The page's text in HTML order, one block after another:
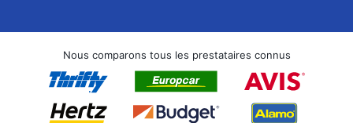
Nous comparons tous les prestataires connus